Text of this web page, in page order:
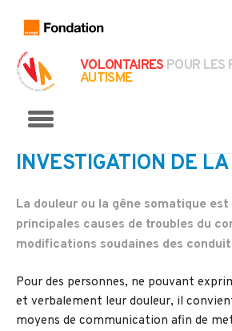
VOLONTAIRES POUR LES
AUTISME
INVESTIGATION DE
La douleur ou la gêne somatique est
principales causes de troubles du
modifications soudaines des
Pour des personnes, ne pouvant
et verbalement leur douleur, il
moyens de communication afin de